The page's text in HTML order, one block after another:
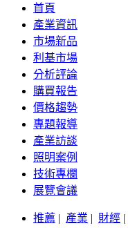
首頁
產業資訊
市場新品
利基市場
分析評論
購買報告
價格趨勢
專題報導
產業訪談
照明案例
技術專欄
展覽會議
推薦 | 產業 | 財經 |